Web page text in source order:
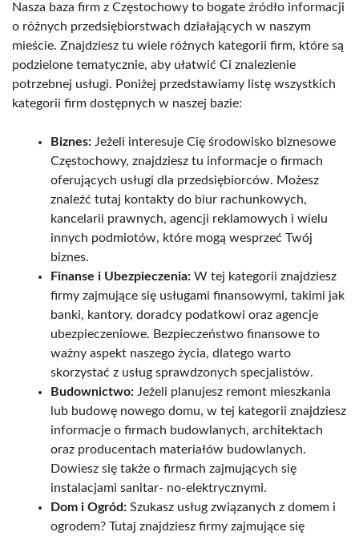
Nasza baza firm z Częstochowy to bogate źródło informacji
o różnych przedsiębiorstwach działających w naszym
mieście. Znajdziesz tu wiele różnych kategorii firm, które są
podzielone tematycznie, aby ułatwić Ci znalezienie
potrzebnej usługi. Poniżej przedstawiamy listę wszystkich
kategorii firm dostępnych w naszej bazie:
Biznes: Jeżeli interesuje Cię środowisko biznesowe
Częstochowy, znajdziesz tu informacje o firmach
oferujących usługi dla przedsiębiorców. Możesz
znaleźć tutaj kontakty do biur rachunkowych,
kancelarii prawnych, agencji reklamowych i wielu
innych podmiotów, które mogą wesprzeć Twój
biznes.
Finanse i Ubezpieczenia: W tej kategorii znajdziesz
firmy zajmujące się usługami finansowymi, takimi jak
banki, kantory, doradcy podatkowi oraz agencje
ubezpieczeniowe. Bezpieczeństwo finansowe to
ważny aspekt naszego życia, dlatego warto
skorzystać z usług sprawdzonych specjalistów.
Budownictwo: Jeżeli planujesz remont mieszkania
lub budowę nowego domu, w tej kategorii znajdziesz
informacje o firmach budowlanych, architektach
oraz producentach materiałów budowlanych.
Dowiesz się także o firmach zajmujących się
instalacjami sanitar- no-elektrycznymi.
Dom i Ogród: Szukasz usług związanych z domem i
ogrodem? Tutaj znajdziesz firmy zajmujące się